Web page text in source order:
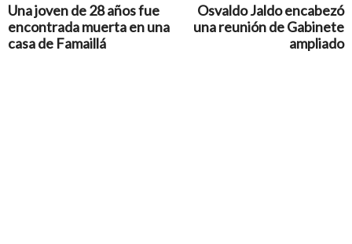
Una joven de 28 años fue
encontrada muerta en una
casa de Famaillá
Osvaldo Jaldo encabezó
una reunión de Gabinete
ampliado